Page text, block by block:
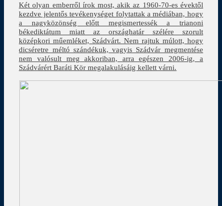
Két olyan emberről írok most, akik az 1960-70-es évektől
kezdve jelentős tevékenységet folytattak a médiában, hogy
a nagyközönség előtt megismertessék a trianoni
békediktátum miatt az országhatár szélére szorult
középkori műemléket, Szádvárt. Nem rajtuk múlott, hogy
dicséretre méltó szándékuk, vagyis Szádvár megmentése
nem valósult meg akkoriban, arra egészen 2006-ig, a
Szádvárért Baráti Kör megalakulásáig kellett várni.